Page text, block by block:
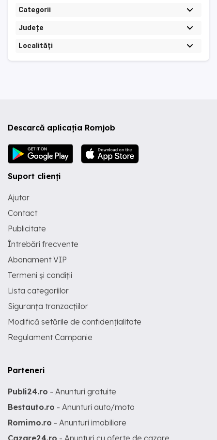
Categorii
Județe
Localități
Descarcă aplicația Romjob
Suport clienți
Ajutor
Contact
Publicitate
Întrebări frecvente
Abonament VIP
Termeni și condiții
Lista categoriilor
Siguranța tranzacțiilor
Modifică setările de confidențialitate
Regulament Campanie
Parteneri
Publi24.ro - Anunturi gratuite
Bestauto.ro - Anunturi auto/moto
Romimo.ro - Anunturi imobiliare
Cazare24.ro - Anunturi cu oferte de cazare